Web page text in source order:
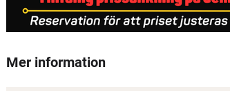
Mer information